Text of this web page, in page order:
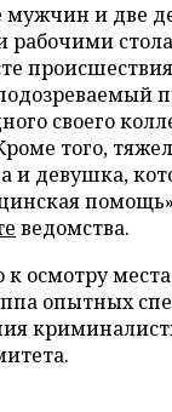
мужчин и две
рабочими
своего
того,
и девушка,
ведомства.
осмотру
опытных